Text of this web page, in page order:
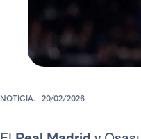
NOTICIA. 20/02/2026